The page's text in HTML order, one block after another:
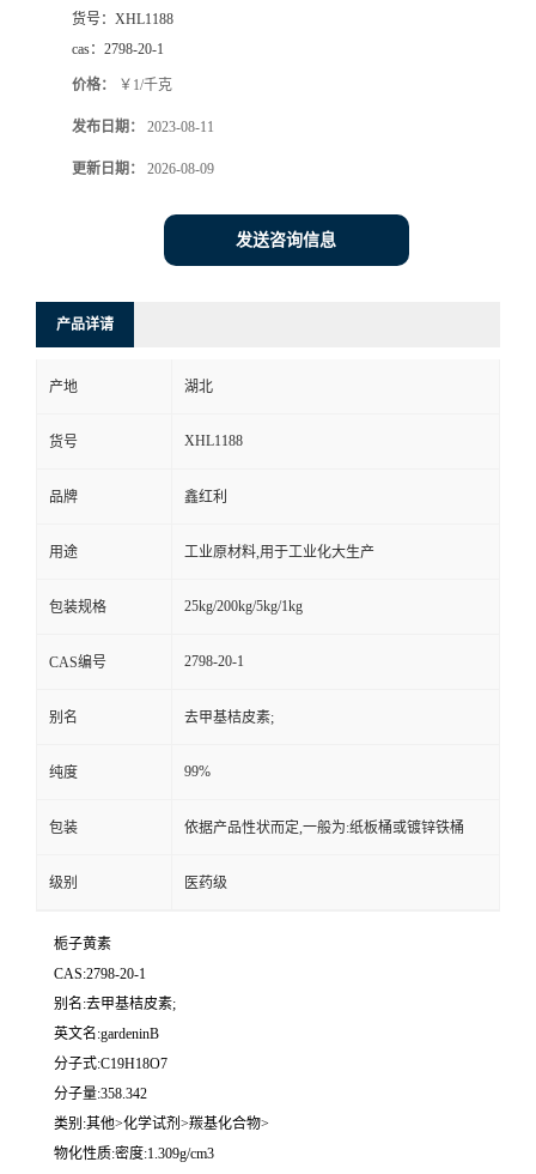
货号： XHL1188
cas： 2798-20-1
价格： ￥1/千克
发布日期： 2023-08-11
更新日期： 2026-08-09
发送咨询信息
产品详请
产地 湖北
货号 XHL1188
品牌 鑫红利
用途 工业原材料,用于工业化大生产
包装规格 25kg/200kg/5kg/1kg
CAS编号 2798-20-1
别名 去甲基桔皮素;
纯度 99%
包装 依据产品性状而定,一般为:纸板桶或镀锌铁桶
级别 医药级
栀子黄素
CAS:2798-20-1
别名:去甲基桔皮素;
英文名:gardeninB
分子式:C19H18O7
分子量:358.342
类别:其他>化学试剂>羰基化合物>
物化性质:密度:1.309g/cm3